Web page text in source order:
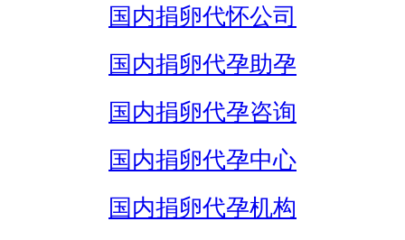
国内捐卵代怀公司
国内捐卵代孕助孕
国内捐卵代孕咨询
国内捐卵代孕中心
国内捐卵代孕机构